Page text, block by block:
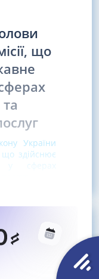
що
України
здійснює
у сферах